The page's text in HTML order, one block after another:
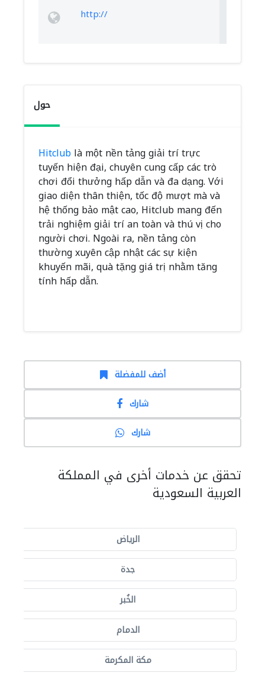
http://
حول
Hitclublà một nền tảng giải trí trực
tuyến hiện đại, chuyên cung cấp các trò
chơi đổi thưởng hấp dẫn và đa dạng. Với
giao diện thân thiện, tốc độ mượt mà và
hệ thống bảo mật cao, Hitclub mang đến
trải nghiệm giải trí an toàn và thú vị cho
người chơi. Ngoài ra, nền tảng còn
thường xuyên cập nhật các sự kiện
khuyến mãi, quà tặng giá trị nhằm tăng
tính hấp dẫn.
أضف للمفضلة
شارك
شارك
تحقق عن خدمات أخرى في المملكة
العربية السعودية
الرياض
جدة
الخُبر
الدمام
مكة المكرمة